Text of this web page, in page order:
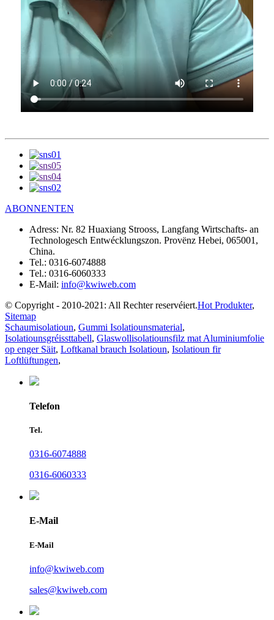
ABONNENTEN
Adress: Nr. 82 Huaxiang Strooss, Langfang Wirtschafts- an
Technologesch Entwécklungszon. Provënz Hebei, 065001,
China.
Tel.: 0316-6074888
Tel.: 0316-6060333
E-Mail: info@kwiweb.com
© Copyright - 2010-2021: All Rechter reservéiert.Hot Produkter,
Sitemap
Schaumisolatioun, Gummi Isolatiounsmaterial,
Isolatiounsgréissttabell, Glaswollisolatiounsfilz mat Aluminiumfolie
op enger Säit, Loftkanal brauch Isolatioun, Isolatioun fir
Loftlüftungen,
Telefon
Tel.
0316-6074888
0316-6060333
E-Mail
E-Mail
info@kwiweb.com
sales@kwiweb.com